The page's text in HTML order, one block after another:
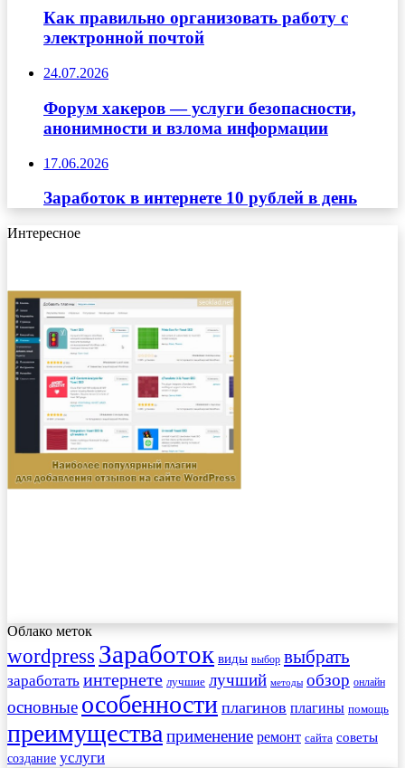
Как правильно организовать работу с
электронной почтой
24.07.2026
Форум хакеров — услуги безопасности,
анонимности и взлома информации
17.06.2026
Заработок в интернете 10 рублей в день
Интересное
Облако меток
wordpress Заработок виды выбор выбрать
заработать интернете лучшие лучший методы обзор онлайн
основные особенности плагинов плагины помощь
преимущества применение ремонт сайта советы
создание услуги